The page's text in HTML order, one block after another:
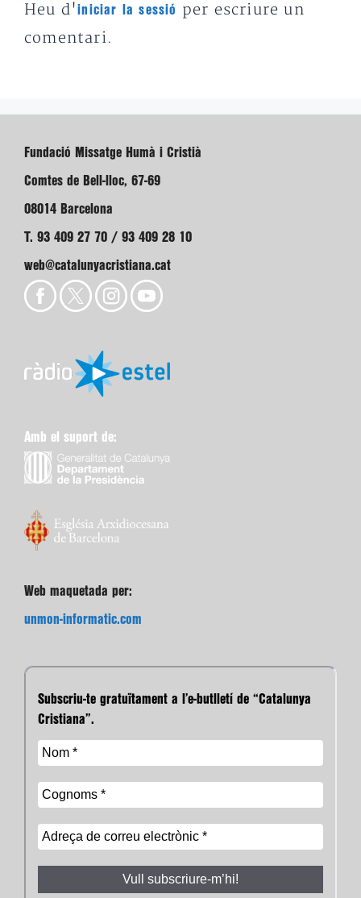
Heu d'iniciar la sessió
per escriure un
comentari.
Fundació Missatge Humà i Cristià
Comtes de Bell-lloc, 67-69
08014 Barcelona
T. 93 409 27 70 / 93 409 28 10
web@catalunyacristiana.cat
Amb el suport de:
Web maquetada per:
unmon-informatic.com
Subscriu-te gratuïtament a l’e-butlletí de “Catalunya
Cristiana”.